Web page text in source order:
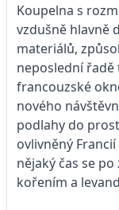
Koupelna s
vzdušně hlavně
materiálů,
neposlední
francouzské
nového
podlahy do
ovlivněný
nějaký čas se
kořením a